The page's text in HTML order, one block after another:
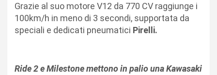
Grazie al suo motore V12 da 770 CV raggiunge i
100km/h in meno di 3 secondi, supportata da
speciali e dedicati pneumatici Pirelli.
Ride 2 e Milestone mettono in palio una Kawasaki